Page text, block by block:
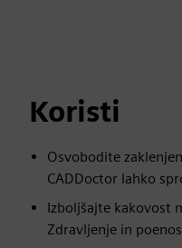
Koristi
Osvobodite
CADDoctor lahko
Izboljšajte kakovost
Zdravljenje in